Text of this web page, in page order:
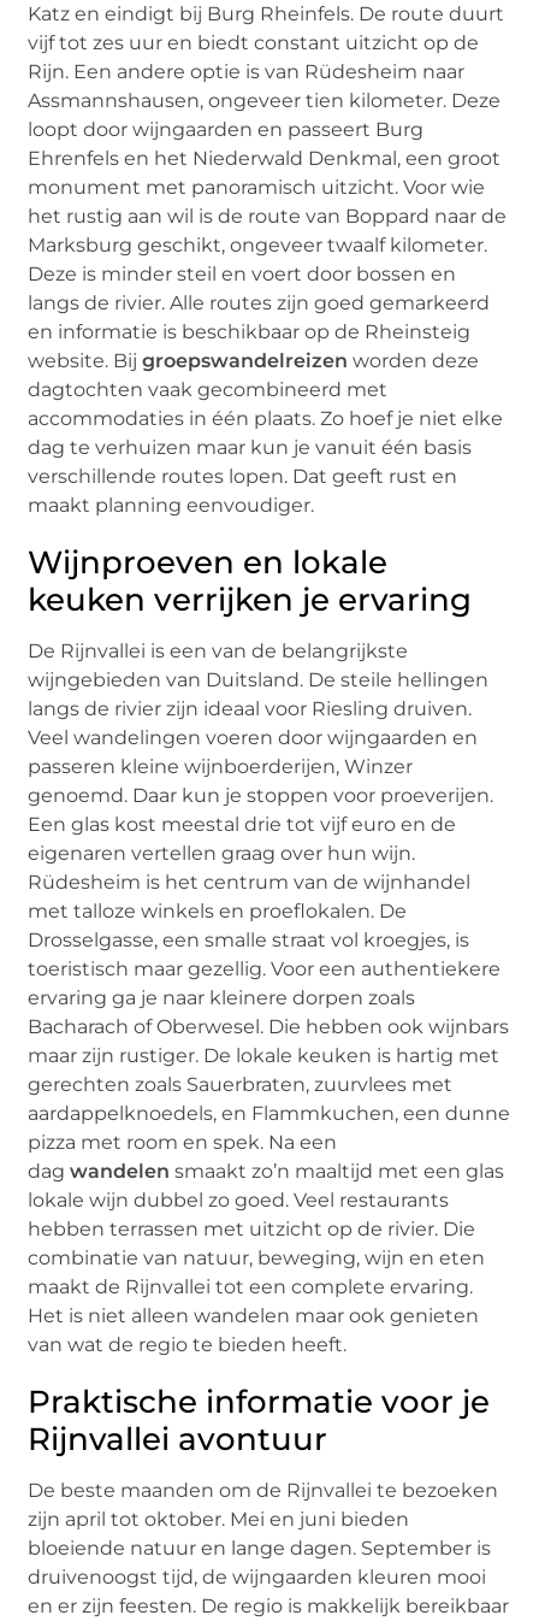
Katz en eindigt bij Burg Rheinfels. De route duurt
vijf tot zes uur en biedt constant uitzicht op de
Rijn. Een andere optie is van Rüdesheim naar
Assmannshausen, ongeveer tien kilometer. Deze
loopt door wijngaarden en passeert Burg
Ehrenfels en het Niederwald Denkmal, een groot
monument met panoramisch uitzicht. Voor wie
het rustig aan wil is de route van Boppard naar de
Marksburg geschikt, ongeveer twaalf kilometer.
Deze is minder steil en voert door bossen en
langs de rivier. Alle routes zijn goed gemarkeerd
en informatie is beschikbaar op de Rheinsteig
website. Bijgroepswandelreizen worden deze
dagtochten vaak gecombineerd met
accommodaties in één plaats. Zo hoef je niet elke
dag te verhuizen maar kun je vanuit één basis
verschillende routes lopen. Dat geeft rust en
maakt planning eenvoudiger.
Wijnproeven en lokale
keuken verrijken je ervaring
De Rijnvallei is een van de belangrijkste
wijngebieden van Duitsland. De steile hellingen
langs de rivier zijn ideaal voor Riesling druiven.
Veel wandelingen voeren door wijngaarden en
passeren kleine wijnboerderijen, Winzer
genoemd. Daar kun je stoppen voor proeverijen.
Een glas kost meestal drie tot vijf euro en de
eigenaren vertellen graag over hun wijn.
Rüdesheim is het centrum van de wijnhandel
met talloze winkels en proeflokalen. De
Drosselgasse, een smalle straat vol kroegjes, is
toeristisch maar gezellig. Voor een authentiekere
ervaring ga je naar kleinere dorpen zoals
Bacharach of Oberwesel. Die hebben ook wijnbars
maar zijn rustiger. De lokale keuken is hartig met
gerechten zoals Sauerbraten, zuurvlees met
aardappelknoedels, en Flammkuchen, een dunne
pizza met room en spek. Na een
dagwandelen smaakt zo’n maaltijd met een glas
lokale wijn dubbel zo goed. Veel restaurants
hebben terrassen met uitzicht op de rivier. Die
combinatie van natuur, beweging, wijn en eten
maakt de Rijnvallei tot een complete ervaring.
Het is niet alleen wandelen maar ook genieten
van wat de regio te bieden heeft.
Praktische informatie voor je
Rijnvallei avontuur
De beste maanden om de Rijnvallei te bezoeken
zijn april tot oktober. Mei en juni bieden
bloeiende natuur en lange dagen. September is
druivenoogst tijd, de wijngaarden kleuren mooi
en er zijn feesten. De regio is makkelijk bereikbaar